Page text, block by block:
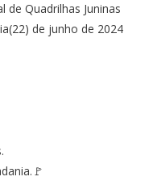
Quadrilhas Juninas
de junho de 2024